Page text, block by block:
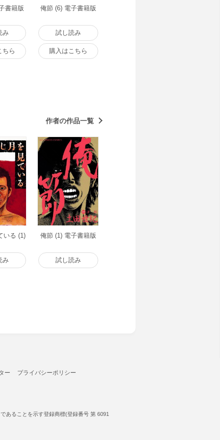
書籍版
み
ちら
俺節 (6) 電子書籍版
試し読み
購入はこちら
作者の作品一覧
いる (1)
み
俺節 (1) 電子書籍版
試し読み
ー プライバシーポリシー
あることを示す登録商標(登録番号 第 6091